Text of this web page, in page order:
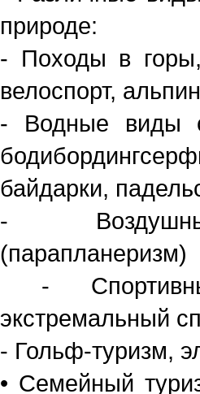
природе:
- Походы в
велоспорт,
- Водные виды
байдарки,
-
(парапланеризм)
-
экстремальный
- Гольф-туризм,
• Семейный